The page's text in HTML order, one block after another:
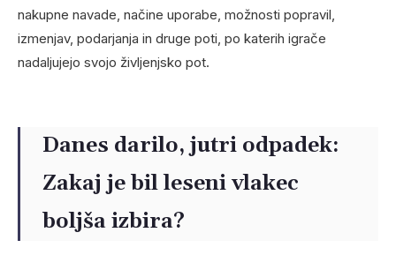
nakupne navade, načine uporabe, možnosti popravil,
izmenjav, podarjanja in druge poti, po katerih igrače
nadaljujejo svojo življenjsko pot.
Danes darilo, jutri odpadek:
Zakaj je bil leseni vlakec
boljša izbira?